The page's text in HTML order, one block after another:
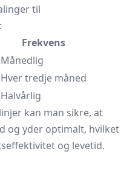
til
Frekvens
Månedlig
Hver tredje måned
Halvårlig
kan man sikre, at
og yder optimalt, hvilket
og levetid.